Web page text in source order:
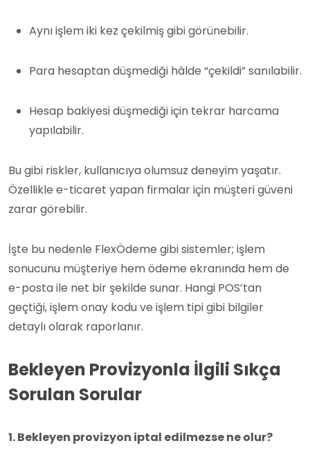
Aynı işlem iki kez çekilmiş gibi görünebilir.
Para hesaptan düşmediği hâlde “çekildi” sanılabilir.
Hesap bakiyesi düşmediği için tekrar harcama
yapılabilir.
Bu gibi riskler, kullanıcıya olumsuz deneyim yaşatır.
Özellikle e-ticaret yapan firmalar için müşteri güveni
zarar görebilir.
İşte bu nedenle FlexÖdeme gibi sistemler; işlem
sonucunu müşteriye hem ödeme ekranında hem de
e-posta ile net bir şekilde sunar. Hangi POS’tan
geçtiği, işlem onay kodu ve işlem tipi gibi bilgiler
detaylı olarak raporlanır.
Bekleyen Provizyonla İlgili Sıkça
Sorulan Sorular
1. Bekleyen provizyon iptal edilmezse ne olur?